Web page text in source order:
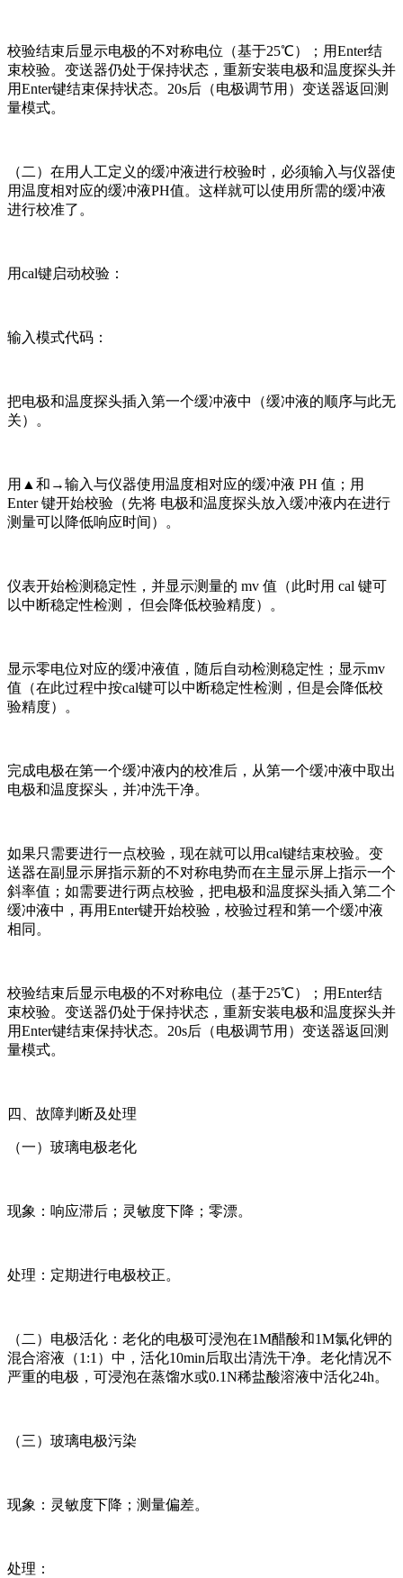
校验结束后显示电极的不对称电位（基于25℃）；用Enter结
束校验。变送器仍处于保持状态，重新安装电极和温度探头并
用Enter键结束保持状态。20s后（电极调节用）变送器返回测
量模式。
（二）在用人工定义的缓冲液进行校验时，必须输入与仪器使
用温度相对应的缓冲液PH值。这样就可以使用所需的缓冲液
进行校准了。
用cal键启动校验：
输入模式代码：
把电极和温度探头插入第一个缓冲液中（缓冲液的顺序与此无
关）。
用▲和→输入与仪器使用温度相对应的缓冲液 PH 值；用
Enter 键开始校验（先将 电极和温度探头放入缓冲液内在进行
测量可以降低响应时间）。
仪表开始检测稳定性，并显示测量的 mv 值（此时用 cal 键可
以中断稳定性检测， 但会降低校验精度）。
显示零电位对应的缓冲液值，随后自动检测稳定性；显示mv
值（在此过程中按cal键可以中断稳定性检测，但是会降低校
验精度）。
完成电极在第一个缓冲液内的校准后，从第一个缓冲液中取出
电极和温度探头，并冲洗干净。
如果只需要进行一点校验，现在就可以用cal键结束校验。变
送器在副显示屏指示新的不对称电势而在主显示屏上指示一个
斜率值；如需要进行两点校验，把电极和温度探头插入第二个
缓冲液中，再用Enter键开始校验，校验过程和第一个缓冲液
相同。
校验结束后显示电极的不对称电位（基于25℃）；用Enter结
束校验。变送器仍处于保持状态，重新安装电极和温度探头并
用Enter键结束保持状态。20s后（电极调节用）变送器返回测
量模式。
四、故障判断及处理
（一）玻璃电极老化
现象：响应滞后；灵敏度下降；零漂。
处理：定期进行电极校正。
（二）电极活化：老化的电极可浸泡在1M醋酸和1M氯化钾的
混合溶液（1:1）中，活化10min后取出清洗干净。老化情况不
严重的电极，可浸泡在蒸馏水或0.1N稀盐酸溶液中活化24h。
（三）玻璃电极污染
现象：灵敏度下降；测量偏差。
处理：